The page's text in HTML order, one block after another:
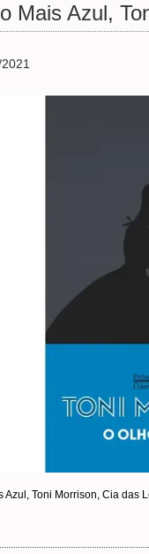
Mais Azul,
Azul, Toni Morrison, Cia das